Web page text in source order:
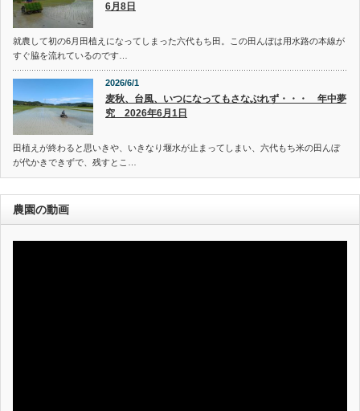
6月8日
就農して初の6月田植えになってしまった六代もち田。この田んぼは用水路の本線が
すぐ脇を流れているのです…
2026/6/1
麦秋、台風、いつになってもさなぶれず・・・ 年中夢
究 2026年6月1日
田植えが終わると思いきや、いきなり堰水が止まってしまい、六代もち米の田んぼ
が代かきできずで、残すとこ…
農園の動画